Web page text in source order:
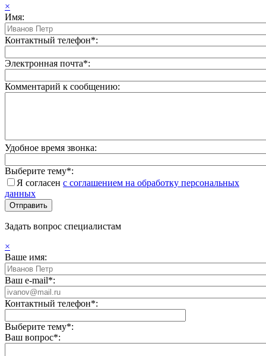
×
Имя:
Контактный телефон*:
Электронная почта*:
Комментарий к сообщению:
Удобное время звонка:
Выберите тему*:
Я согласен с соглашением на обработку персональных
данных
Задать вопрос специалистам
×
Ваше имя:
Ваш e-mail*:
Контактный телефон*:
Выберите тему*:
Ваш вопрос*: